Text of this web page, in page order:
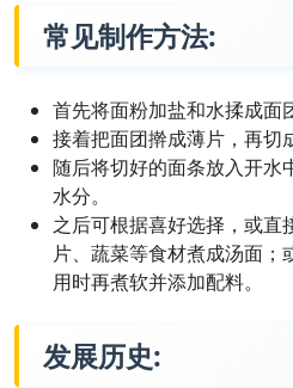
常见制作方法:
首先将面粉加盐和水揉成面
接着把面团擀成薄片，再切
随后将切好的面条放入开水
水分。
之后可根据喜好选择，或直
片、蔬菜等食材煮成汤面；
用时再煮软并添加配料。
发展历史: